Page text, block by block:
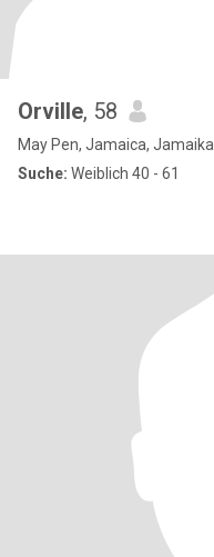
Orville, 58
May Pen, Jamaica, Jamaika
Suche: Weiblich 40 - 61